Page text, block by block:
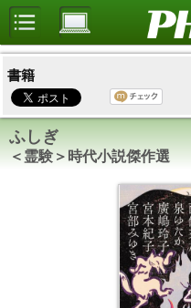
書籍
ふしぎ
＜霊験＞時代小説傑作選